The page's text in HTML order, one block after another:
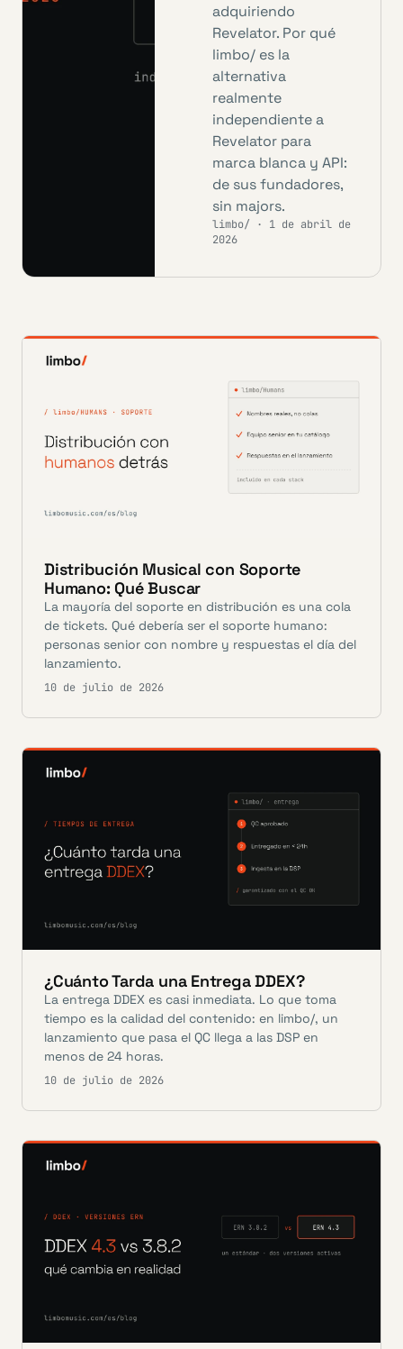
adquiriendo
Revelator. Por qué
limbo/ es la
alternativa
realmente
independiente a
Revelator para
marca blanca y API:
de sus fundadores,
sin majors.
limbo/ · 1 de abril de
2026
Distribución Musical con Soporte
Humano: Qué Buscar
La mayoría del soporte en distribución es una cola
de tickets. Qué debería ser el soporte humano:
personas senior con nombre y respuestas el día del
lanzamiento.
10 de julio de 2026
¿Cuánto Tarda una Entrega DDEX?
La entrega DDEX es casi inmediata. Lo que toma
tiempo es la calidad del contenido: en limbo/, un
lanzamiento que pasa el QC llega a las DSP en
menos de 24 horas.
10 de julio de 2026